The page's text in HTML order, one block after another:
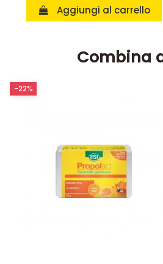
Aggiungi al carrello
Combina
-22%